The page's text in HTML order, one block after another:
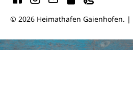
© 2026 Heimathafen Gaienhofen. |